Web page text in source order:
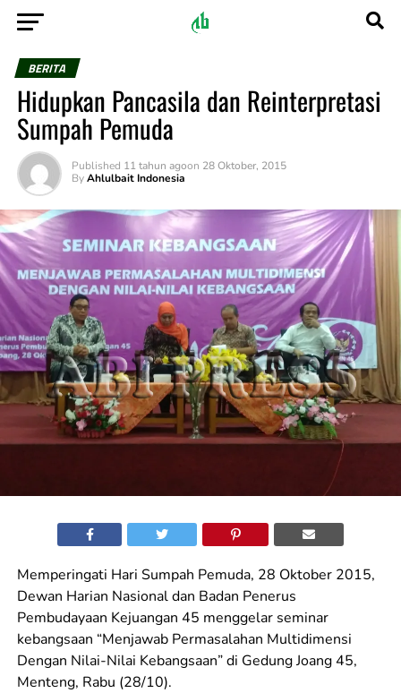
BERITA
Hidupkan Pancasila dan Reinterpretasi
Sumpah Pemuda
Published 11 tahun agoon 28 Oktober, 2015
By Ahlulbait Indonesia
Memperingati Hari Sumpah Pemuda, 28 Oktober 2015,
Dewan Harian Nasional dan Badan Penerus
Pembudayaan Kejuangan 45 menggelar seminar
kebangsaan “Menjawab Permasalahan Multidimensi
Dengan Nilai-Nilai Kebangsaan” di Gedung Joang 45,
Menteng, Rabu (28/10).